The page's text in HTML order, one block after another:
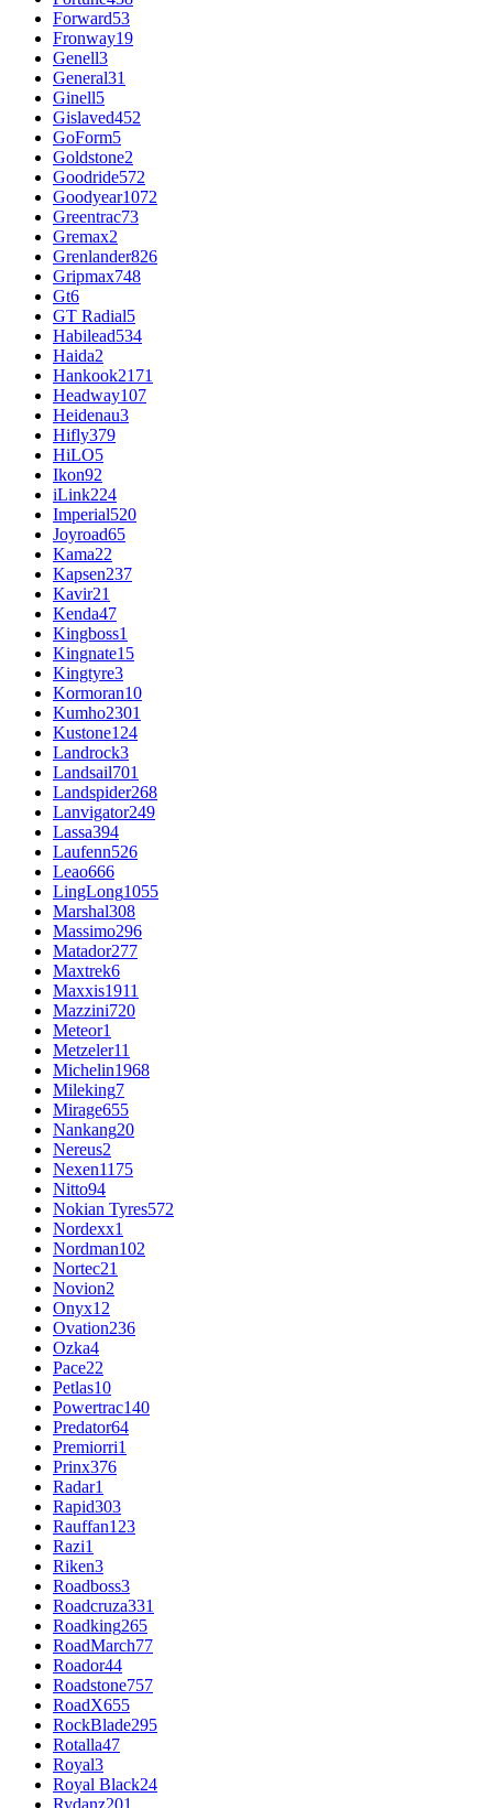
Forward53
Fronway19
Genell3
General31
Ginell5
Gislaved452
GoForm5
Goldstone2
Goodride572
Goodyear1072
Greentrac73
Gremax2
Grenlander826
Gripmax748
Gt6
GT Radial5
Habilead534
Haida2
Hankook2171
Headway107
Heidenau3
Hifly379
HiLO5
Ikon92
iLink224
Imperial520
Joyroad65
Kama22
Kapsen237
Kavir21
Kenda47
Kingboss1
Kingnate15
Kingtyre3
Kormoran10
Kumho2301
Kustone124
Landrock3
Landsail701
Landspider268
Lanvigator249
Lassa394
Laufenn526
Leao666
LingLong1055
Marshal308
Massimo296
Matador277
Maxtrek6
Maxxis1911
Mazzini720
Meteor1
Metzeler11
Michelin1968
Mileking7
Mirage655
Nankang20
Nereus2
Nexen1175
Nitto94
Nokian Tyres572
Nordexx1
Nordman102
Nortec21
Novion2
Onyx12
Ovation236
Ozka4
Pace22
Petlas10
Powertrac140
Predator64
Premiorri1
Prinx376
Radar1
Rapid303
Rauffan123
Razi1
Riken3
Roadboss3
Roadcruza331
Roadking265
RoadMarch77
Roador44
Roadstone757
RoadX655
RockBlade295
Rotalla47
Royal3
Royal Black24
Rydanz201